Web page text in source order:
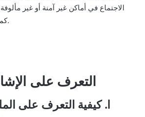
الاجتماع في أماكن غير آمنة أو غير
كمكان للقاءاتها المحتملة.
التعرف على
ا. كيفية التعرف على